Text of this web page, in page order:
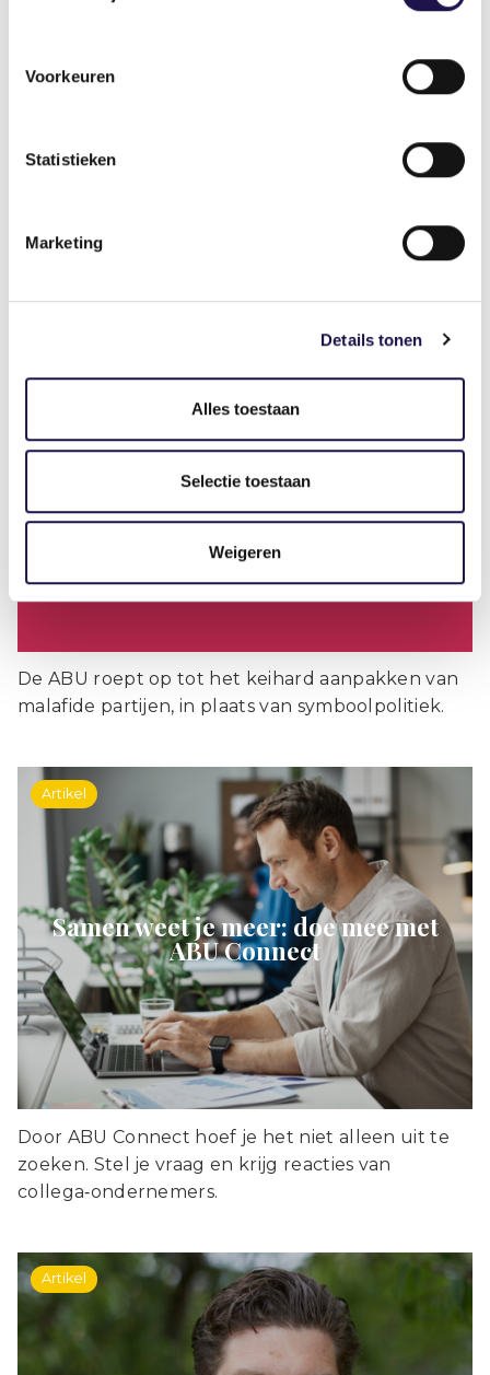
Voorkeuren
Statistieken
Marketing
Details tonen
Alles toestaan
Selectie toestaan
Weigeren
ABU: ‘Pak misstanden vleessector
gericht aan, inleenverbod lost niets
op’
De ABU roept op tot het keihard aanpakken van
malafide partijen, in plaats van symboolpolitiek.
Artikel
Samen weet je meer: doe mee met
ABU Connect
Door ABU Connect hoef je het niet alleen uit te
zoeken. Stel je vraag en krijg reacties van
collega‑ondernemers.
Artikel